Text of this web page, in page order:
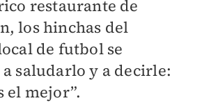
restaurante de
los hinchas del
de futbol se
a saludarlo y a decirle:
el mejor”.